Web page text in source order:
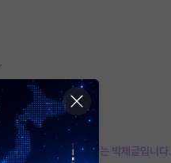
본문이 수정되지 않는 박제글입니다.